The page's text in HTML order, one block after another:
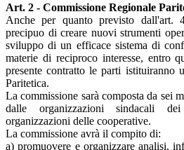
Art. 2 - Commissione Regionale
Anche per quanto previsto
precipuo di creare nuovi strumenti
sviluppo di un efficace sistema di
materie di reciproco interesse, entro
presente contratto le parti istituiranno
Paritetica.
La commissione sarà composta da sei
dalle organizzazioni sindacali
organizzazioni delle cooperative.
La commissione avrà il compito di:
a) promuovere e organizzare analisi,